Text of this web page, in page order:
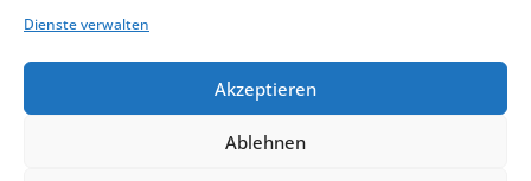
Dienste verwalten
Akzeptieren
Ablehnen
Kontakt
Impressum